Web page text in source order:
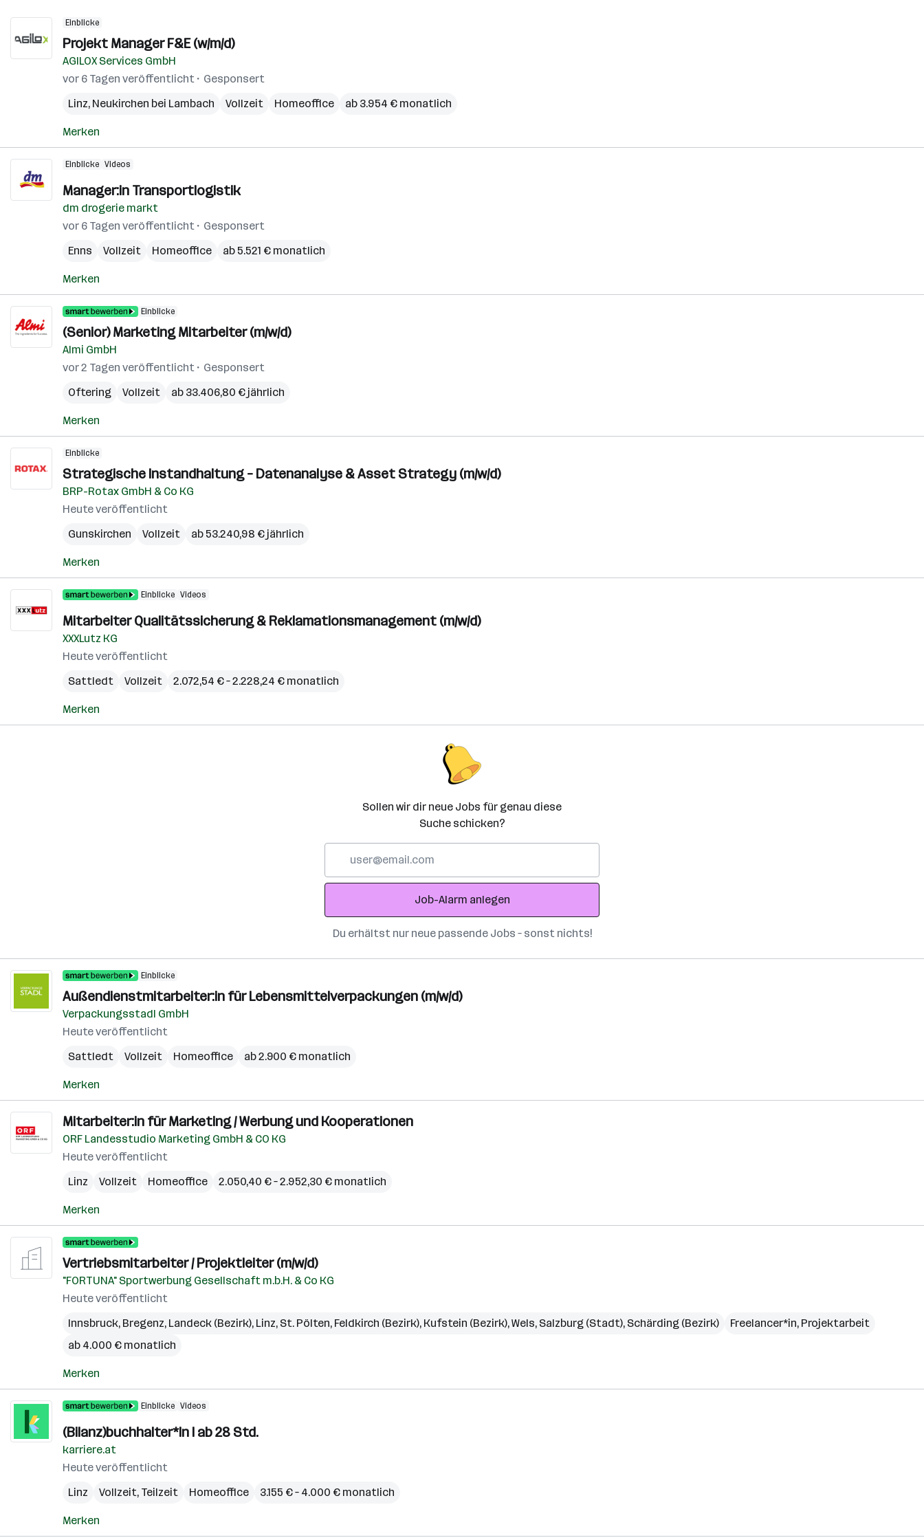
Einblicke
Projekt Manager F&E (w/m/d)
AGILOX Services GmbH
vor 6 Tagen veröffentlicht
Gesponsert
Linz, Neukirchen bei Lambach Vollzeit Homeoffice ab 3.954 € monatlich
Merken
Einblicke Videos
Manager:in Transportlogistik
dm drogerie markt
vor 6 Tagen veröffentlicht
Gesponsert
Enns
Vollzeit Homeoffice ab 5.521 € monatlich
Merken
Einblicke
(Senior) Marketing Mitarbeiter (m/w/d)
Almi GmbH
vor 2 Tagen veröffentlicht
Gesponsert
Oftering
Vollzeit ab 33.406,80 € jährlich
Merken
Einblicke
Strategische Instandhaltung – Datenanalyse & Asset Strategy (m/w/d)
BRP-Rotax GmbH & Co KG
Heute veröffentlicht
Gunskirchen
Vollzeit ab 53.240,98 € jährlich
Merken
Einblicke Videos
Mitarbeiter Qualitätssicherung & Reklamationsmanagement (m/w/d)
XXXLutz KG
Heute veröffentlicht
Sattledt
Vollzeit 2.072,54 € – 2.228,24 € monatlich
Merken
Sollen wir dir neue Jobs für genau diese
Suche schicken?
Adresse
Job-Alarm anlegen
Du erhältst nur neue passende Jobs – sonst nichts!
Einblicke
Außendienstmitarbeiter:in für Lebensmittelverpackungen (m/w/d)
Verpackungsstadl GmbH
Heute veröffentlicht
Sattledt
Vollzeit Homeoffice ab 2.900 € monatlich
Merken
Mitarbeiter:in für Marketing / Werbung und Kooperationen
ORF Landesstudio Marketing GmbH & CO KG
Heute veröffentlicht
Linz
Vollzeit Homeoffice 2.050,40 € – 2.952,30 € monatlich
Merken
Vertriebsmitarbeiter / Projektleiter (m/w/d)
"FORTUNA" Sportwerbung Gesellschaft m.b.H. & Co KG
Heute veröffentlicht
Innsbruck, Bregenz, Landeck (Bezirk), Linz, St. Pölten, Feldkirch (Bezirk), Kufstein (Bezirk),Wels, Salzburg (Stadt), Schärding (Bezirk)
Freelancer*in, Projektarbeit
ab 4.000 € monatlich
Merken
Einblicke Videos
(Bilanz)buchhalter*In I ab 28 Std.
karriere.at
Heute veröffentlicht
Linz
Vollzeit, Teilzeit Homeoffice 3.155 € – 4.000 € monatlich
Merken